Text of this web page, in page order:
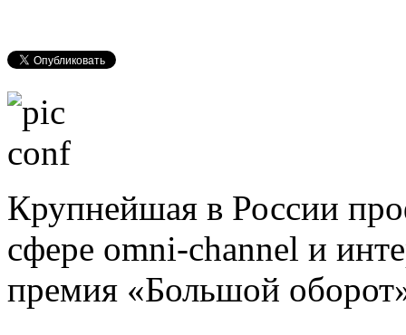
Крупнейшая в России
сфере omni-channel и
премия «Большой